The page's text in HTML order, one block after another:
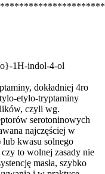
1H-indol-4-ol
dokładniej 4ro
etylo-tryptaminy
czyli wg.
serotoninowych
najczęściej w
kwasu solnego
to wolnej zasady nie
masła, szybko